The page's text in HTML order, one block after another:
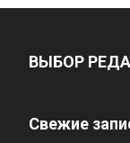
ВЫБОР
Свежие